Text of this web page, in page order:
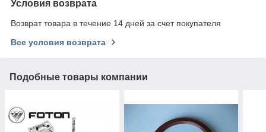
Условия возврата
Возврат товара в течение 14 дней за счет покупателя
Все условия возврата
Подобные товары компании